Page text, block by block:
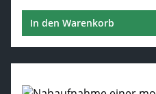
In den Warenkorb